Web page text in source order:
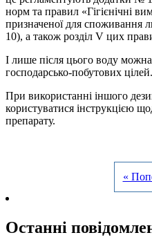
норм та правил «Гігієнічні
призначеної для
10), а також розділ V цих
І лише після цього воду
господарсько-побутових цілей.
При використанні іншого
користуватися інструкцією
препарату.
«
Останні